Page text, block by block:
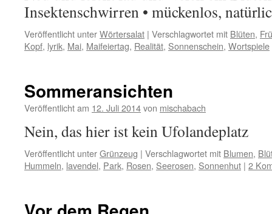
Insektenschwirren • mückenlos,
Veröffentlicht unterWörtersalat | Verschlagwortet mit Blüten,
Kopf, lyrik, Mai, Maifeiertag, Realität, Sonnenschein, Wortspiele
Sommeransichten
Veröffentlicht am 12. Juli 2014von mischabach
Nein, das hier ist kein Ufolandeplatz
Veröffentlicht unterGrünzeug | Verschlagwortet mit Blumen,
Hummeln, lavendel, Park, Rosen, Seerosen, Sonnenhut | 2